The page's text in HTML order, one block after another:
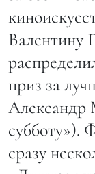
Валентину
приз за
Александр
субботу»).
сразу